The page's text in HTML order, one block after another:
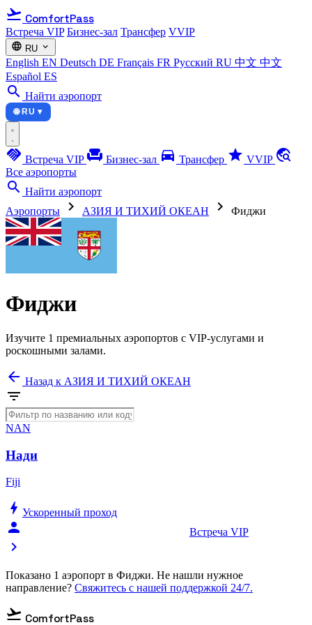
flight_takeoff ComfortPass
Встреча VIP Бизнес-зал Трансфер VVIP
language RU expand_more
English EN Deutsch DE Français FR Русский RU 中文 中文
Español ES
search Найти аэропорт
🌐 RU ▾
handshake Встреча VIP chair Бизнес-зал directions_car Трансфер star VVIP travel_explore
Все аэропорты
search Найти аэропорт
Аэропорты
chevron_right АЗИЯ И ТИХИЙ ОКЕАН chevron_right Фиджи
Фиджи
Изучите 1 премиальных аэропортов с VIP-услугами и
роскошными залами.
arrow_back Назад к АЗИЯ И ТИХИЙ ОКЕАН
filter_list
NAN
Нади
Fiji
bolt Ускоренный проход
person_celebrate Встреча VIP
chevron_right
Показано 1 аэропорт в Фиджи. Не нашли нужное
направление? Свяжитесь с нашей поддержкой 24/7.
flight_takeoff ComfortPass